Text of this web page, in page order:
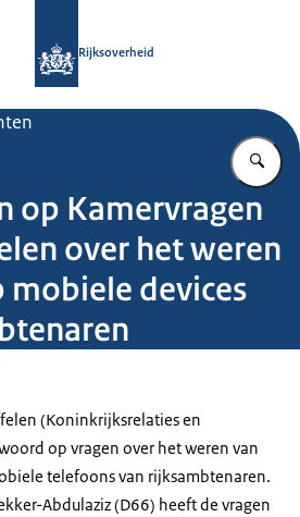
Rijksoverheid
op Kamervragen
over het weren
mobiele devices
(Koninkrijksrelaties en
op vragen over het weren van
telefoons van rijksambtenaren.
Abdulaziz (D66) heeft de vragen